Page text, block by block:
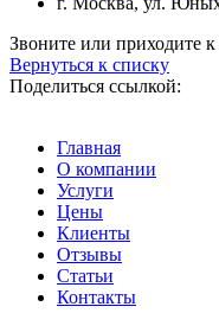
Звоните или приходите
Вернуться к списку
Поделиться ссылкой:
Главная
О компании
Услуги
Цены
Клиенты
Отзывы
Статьи
Контакты